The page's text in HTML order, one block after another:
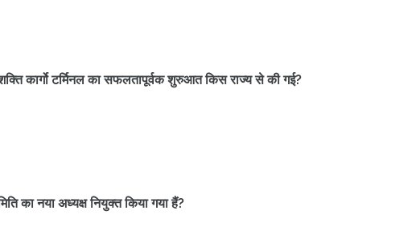
कार्गो टर्मिनल का सफलतापूर्वक शुरुआत किस राज्य से की गई?
का नया अध्यक्ष नियुक्त किया गया हैं?